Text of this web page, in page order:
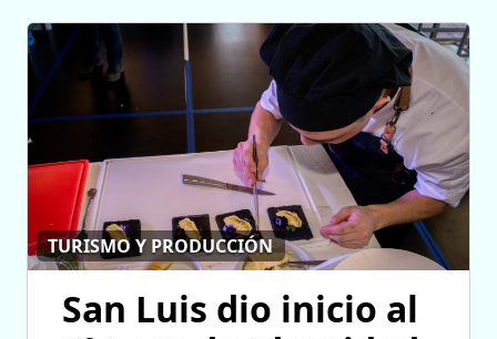
TURISMO Y PRODUCCIÓN
San Luis dio inicio al